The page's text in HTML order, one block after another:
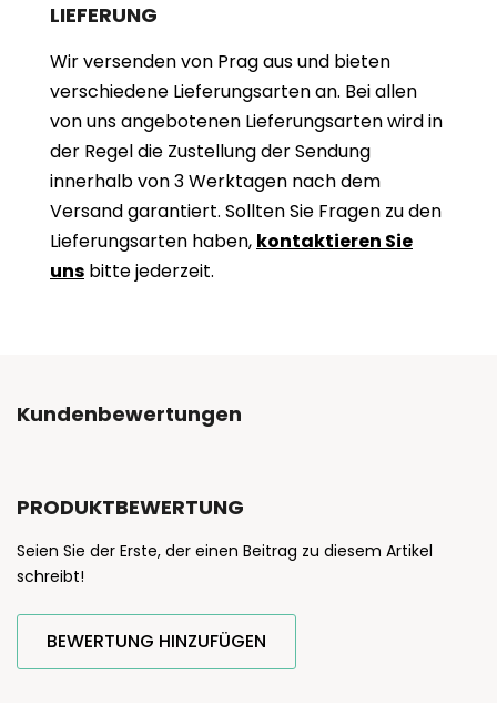
LIEFERUNG
Wir versenden von Prag aus und bieten
verschiedene Lieferungsarten an. Bei allen
von uns angebotenen Lieferungsarten wird in
der Regel die Zustellung der Sendung
innerhalb von 3 Werktagen nach dem
Versand garantiert. Sollten Sie Fragen zu den
Lieferungsarten haben, kontaktieren Sie
uns bitte jederzeit.
Kundenbewertungen
PRODUKTBEWERTUNG
Seien Sie der Erste, der einen Beitrag zu diesem Artikel
schreibt!
BEWERTUNG HINZUFÜGEN